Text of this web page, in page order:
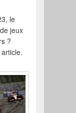
le
jeux
?